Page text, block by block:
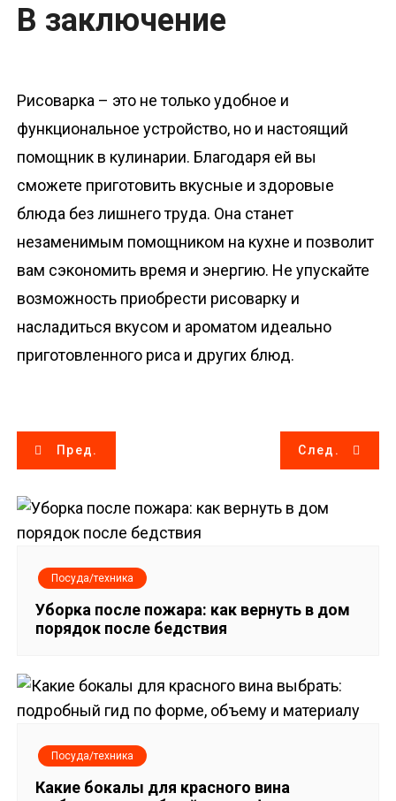
В заключение
Рисоварка – это не только удобное и
функциональное устройство, но и настоящий
помощник в кулинарии. Благодаря ей вы
сможете приготовить вкусные и здоровые
блюда без лишнего труда. Она станет
незаменимым помощником на кухне и позволит
вам сэкономить время и энергию. Не упускайте
возможность приобрести рисоварку и
насладиться вкусом и ароматом идеально
приготовленного риса и других блюд.
Н
а
в
ц
и
Пред. След.
Посуда/техника
Уборка после пожара: как вернуть в дом
порядок после бедствия
Посуда/техника
Какие бокалы для красного вина